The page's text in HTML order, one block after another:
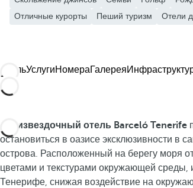
Отличные курорты
Пеший туризм Отели
ОтельУслугиНомераГалерея
Пятизвездочный отель Barceló Tenerife
остановиться в оазисе эксклюзивности в
острова. Расположенный на берегу моря
цветами и текстурами окружающей
Тенерифе, снижая воздействие на